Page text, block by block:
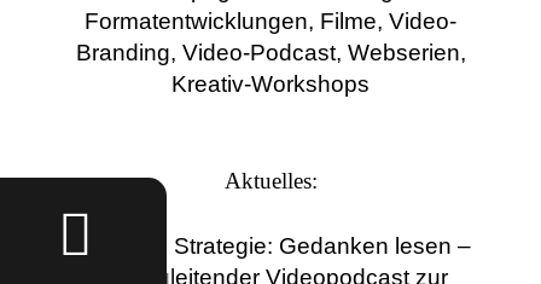
STORIES
Formatentwicklungen, Filme, Video-
Branding, Video-Podcast, Webserien,
Kreativ-Workshops
Aktuelles:
Abteilung Strategie: Gedanken lesen –
ein begleitender Videopodcast zur